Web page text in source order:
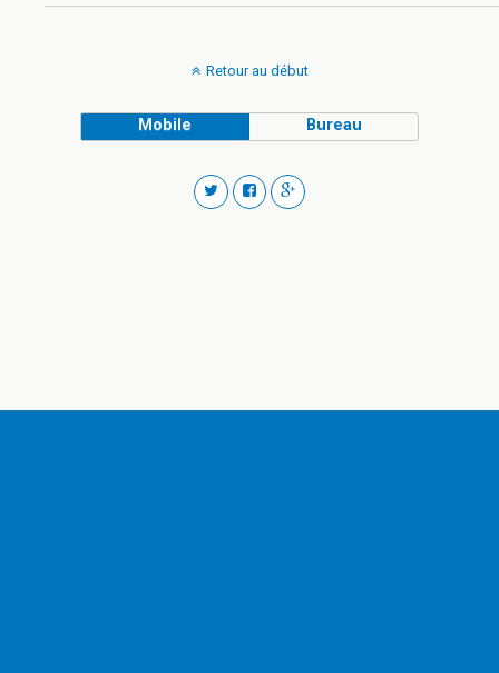
Retour au début
Mobile Bureau